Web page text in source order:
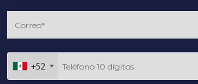
+52